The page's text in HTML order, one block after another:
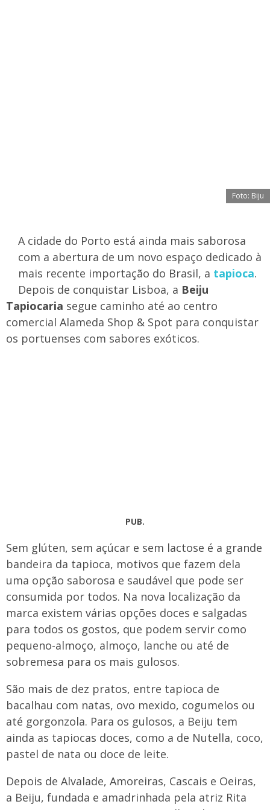
Foto: Biju
A cidade do Porto está ainda mais saborosa
com a abertura de um novo espaço dedicado à
mais recente importação do Brasil, a tapioca.
Depois de conquistar Lisboa, a Beiju
Tapiocaria segue caminho até ao centro
comercial Alameda Shop & Spot para conquistar
os portuenses com sabores exóticos.
PUB.
Sem glúten, sem açúcar e sem lactose é a grande
bandeira da tapioca, motivos que fazem dela
uma opção saborosa e saudável que pode ser
consumida por todos. Na nova localização da
marca existem várias opções doces e salgadas
para todos os gostos, que podem servir como
pequeno-almoço, almoço, lanche ou até de
sobremesa para os mais gulosos.
São mais de dez pratos, entre tapioca de
bacalhau com natas, ovo mexido, cogumelos ou
até gorgonzola. Para os gulosos, a Beiju tem
ainda as tapiocas doces, como a de Nutella, coco,
pastel de nata ou doce de leite.
​Depois de Alvalade, Amoreiras, Cascais e Oeiras,
a Beiju, fundada e amadrinhada pela atriz Rita